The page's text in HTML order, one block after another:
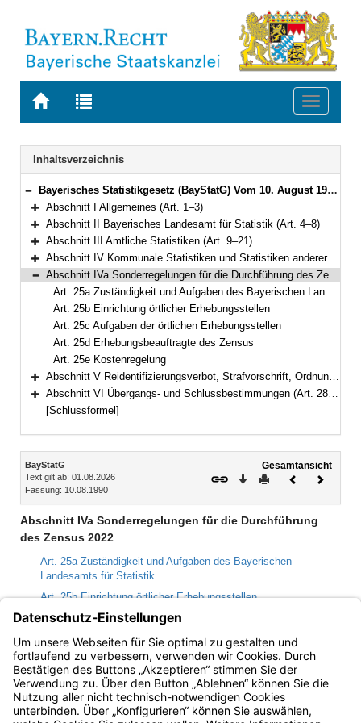
Zur
BAYERN.RECHT
Zur
letzten
Suche
Toggle
Navigation
Inhaltsverzeichnis
Bereich reduzieren
Bayerisches Statistikgesetz (BayStatG) Vom 10. August 1990 (GVBl. S. 270) BayRS 290-1-I (Art. 1–29)
Bereich erweitern
Abschnitt I Allgemeines (Art. 1–3)
Bereich erweitern
Abschnitt II Bayerisches Landesamt für Statistik (Art. 4–8)
Bereich erweitern
Abschnitt III Amtliche Statistiken (Art. 9–21)
Bereich erweitern
Abschnitt IV Kommunale Statistiken und Statistiken anderer nichtstaatlicher juristischer Personen des öffentlichen Rechts (Art. 22–25)
Bereich reduzieren
Abschnitt IVa Sonderregelungen für die Durchführung des Zensus 2022 (Art. 25a–25e)
Art. 25a Zuständigkeit und Aufgaben des Bayerischen Landesamts für Statistik
Art. 25b Einrichtung örtlicher Erhebungsstellen
Art. 25c Aufgaben der örtlichen Erhebungsstellen
Art. 25d Erhebungsbeauftragte des Zensus
Art. 25e Kostenregelung
Bereich erweitern
Abschnitt V Reidentifizierungsverbot, Strafvorschrift, Ordnungswidrigkeiten (Art. 26–28)
Bereich erweitern
Abschnitt VI Übergangs- und Schlussbestimmungen (Art. 28a–29)
[Schlussformel]
Inhalt
BayStatG
Text gilt ab: 01.08.2026
Fassung: 10.08.1990
Gesamtansicht
Download
DruckenVorheriges
Abschnitt IVa Sonderregelungen für die Durchführung
des Zensus 2022
Art. 25a Zuständigkeit und Aufgaben des Bayerischen
Landesamts für Statistik
Art. 25b Einrichtung örtlicher Erhebungsstellen
Art. 25c Aufgaben der örtlichen Erhebungsstellen
Art. 25d Erhebungsbeauftragte des Zensus
Art. 25e Kostenregelung
Bayern.de